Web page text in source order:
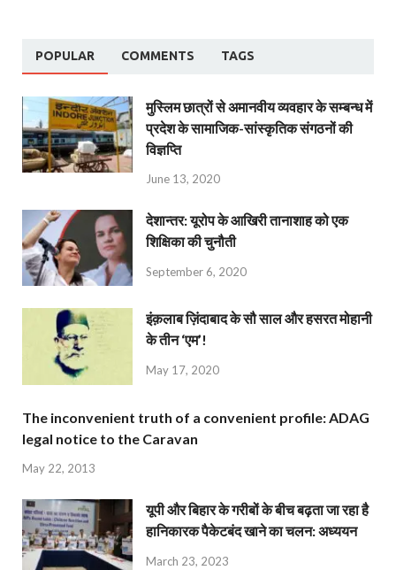
POPULAR COMMENTS TAGS
मुस्लिम छात्रों से अमानवीय व्यवहार के सम्बन्ध में
प्रदेश के सामाजिक-सांस्कृतिक संगठनों की
विज्ञप्ति
June 13, 2020
देशान्‍तर: यूरोप के आखिरी तानाशाह को एक
शिक्षिका की चुनौती
September 6, 2020
इंक़लाब ज़िंदाबाद के सौ साल और हसरत मोहानी
के तीन ‘एम’!
May 17, 2020
The inconvenient truth of a convenient profile: ADAG
legal notice to the Caravan
May 22, 2013
यूपी और बिहार के गरीबों के बीच बढ़ता जा रहा है
हानिकारक पैकेटबंद खाने का चलन: अध्ययन
March 23, 2023